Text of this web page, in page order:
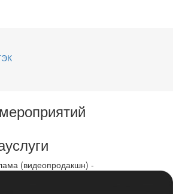
(видеопродакшн) -